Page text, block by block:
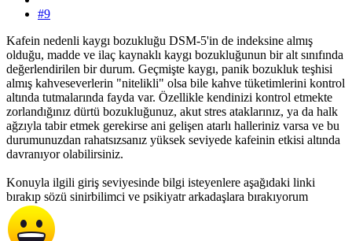
#9
Kafein nedenli kaygı bozukluğu DSM-5'in de indeksine almış
olduğu, madde ve ilaç kaynaklı kaygı bozukluğunun bir alt sınıfında
değerlendirilen bir durum. Geçmişte kaygı, panik bozukluk teşhisi
almış kahveseverlerin "nitelikli" olsa bile kahve tüketimlerini kontrol
altında tutmalarında fayda var. Özellikle kendinizi kontrol etmekte
zorlandığınız dürtü bozukluğunuz, akut stres ataklarınız, ya da halk
ağzıyla tabir etmek gerekirse ani gelişen atarlı halleriniz varsa ve bu
durumunuzdan rahatsızsanız yüksek seviyede kafeinin etkisi altında
davranıyor olabilirsiniz.
Konuyla ilgili giriş seviyesinde bilgi isteyenlere aşağıdaki linki
bırakıp sözü sinirbilimci ve psikiyatr arkadaşlara bırakıyorum